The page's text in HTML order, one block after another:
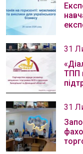
31
ТПП
31